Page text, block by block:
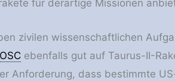
für derartige Missionen
zivilen wissenschaftlichen
OSCebenfalls gut auf Taurus-II-
Anforderung, dass bestimmte